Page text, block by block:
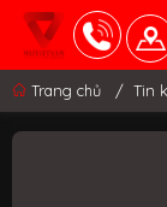
Trang chủ / Tin